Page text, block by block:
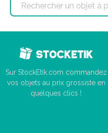
Sur StockEtik.com commandez
vos objets au prix grossiste en
quelques clics !